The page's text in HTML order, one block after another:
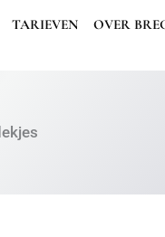
TARIEVEN
OVER